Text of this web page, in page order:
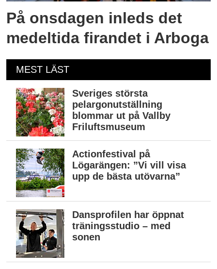
På onsdagen inleds det
medeltida firandet i Arboga
MEST LÄST
Sveriges största
pelargonutställning
blommar ut på Vallby
Friluftsmuseum
Actionfestival på
Lögarängen: ”Vi vill visa
upp de bästa utövarna”
Dansprofilen har öppnat
träningsstudio – med
sonen